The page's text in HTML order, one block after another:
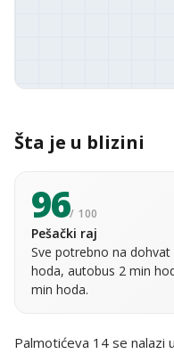
Šta je u blizini
96/ 100
Pešački raj
Sve potrebno na
hoda, autobus 2 min
min hoda.
Palmotićeva 14 se nalazi